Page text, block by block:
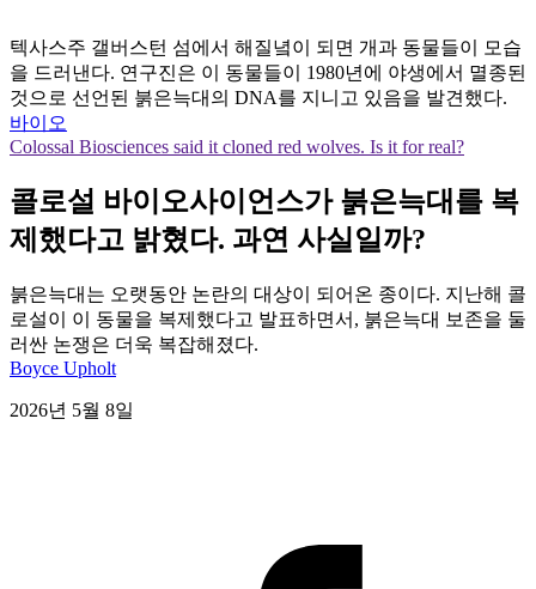
텍사스주 갤버스턴 섬에서 해질녘이 되면 개과 동물들이 모습
을 드러낸다. 연구진은 이 동물들이 1980년에 야생에서 멸종된
것으로 선언된 붉은늑대의 DNA를 지니고 있음을 발견했다.
바이오
Colossal Biosciences said it cloned red wolves. Is it for real?
콜로설 바이오사이언스가 붉은늑대를 복
제했다고 밝혔다. 과연 사실일까?
붉은늑대는 오랫동안 논란의 대상이 되어온 종이다. 지난해 콜
로설이 이 동물을 복제했다고 발표하면서, 붉은늑대 보존을 둘
러싼 논쟁은 더욱 복잡해졌다.
Boyce Upholt
2026년 5월 8일